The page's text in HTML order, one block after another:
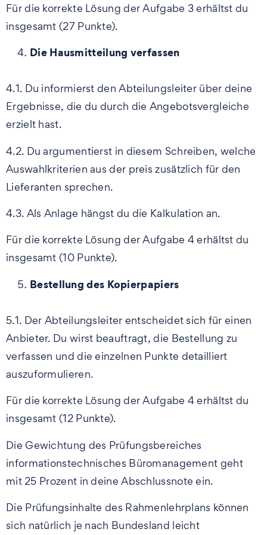
Für die korrekte Lösung der Aufgabe 3 erhältst du
insgesamt (27 Punkte).
Die Hausmitteilung verfassen
4.1. Du informierst den Abteilungsleiter über deine
Ergebnisse, die du durch die Angebotsvergleiche
erzielt hast.
4.2. Du argumentierst in diesem Schreiben, welche
Auswahlkriterien aus der preis zusätzlich für den
Lieferanten sprechen.
4.3. Als Anlage hängst du die Kalkulation an.
Für die korrekte Lösung der Aufgabe 4 erhältst du
insgesamt (10 Punkte).
Bestellung des Kopierpapiers
5.1. Der Abteilungsleiter entscheidet sich für einen
Anbieter. Du wirst beauftragt, die Bestellung zu
verfassen und die einzelnen Punkte detailliert
auszuformulieren.
Für die korrekte Lösung der Aufgabe 4 erhältst du
insgesamt (12 Punkte).
Die Gewichtung des Prüfungsbereiches
informationstechnisches Büromanagement geht
mit 25 Prozent in deine Abschlussnote ein.
Die Prüfungsinhalte des Rahmenlehrplans können
sich natürlich je nach Bundesland leicht